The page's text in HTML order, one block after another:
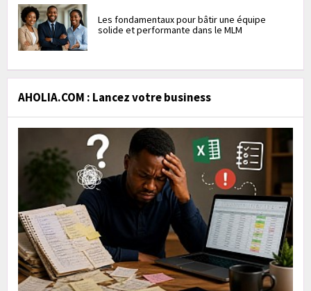
Les fondamentaux pour bâtir une équipe
solide et performante dans le MLM
AHOLIA.COM : Lancez votre business